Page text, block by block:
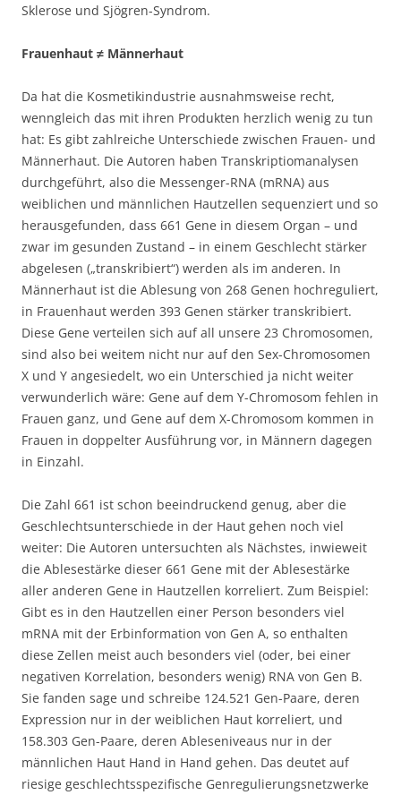
Sklerose und Sjögren-Syndrom.
Frauenhaut ≠ Männerhaut
Da hat die Kosmetikindustrie ausnahmsweise recht,
wenngleich das mit ihren Produkten herzlich wenig zu tun
hat: Es gibt zahlreiche Unterschiede zwischen Frauen- und
Männerhaut. Die Autoren haben Transkriptiomanalysen
durchgeführt, also die Messenger-RNA (mRNA) aus
weiblichen und männlichen Hautzellen sequenziert und so
herausgefunden, dass 661 Gene in diesem Organ – und
zwar im gesunden Zustand – in einem Geschlecht stärker
abgelesen („transkribiert“) werden als im anderen. In
Männerhaut ist die Ablesung von 268 Genen hochreguliert,
in Frauenhaut werden 393 Genen stärker transkribiert.
Diese Gene verteilen sich auf all unsere 23 Chromosomen,
sind also bei weitem nicht nur auf den Sex-Chromosomen
X und Y angesiedelt, wo ein Unterschied ja nicht weiter
verwunderlich wäre: Gene auf dem Y-Chromosom fehlen in
Frauen ganz, und Gene auf dem X-Chromosom kommen in
Frauen in doppelter Ausführung vor, in Männern dagegen
in Einzahl.
Die Zahl 661 ist schon beeindruckend genug, aber die
Geschlechtsunterschiede in der Haut gehen noch viel
weiter: Die Autoren untersuchten als Nächstes, inwieweit
die Ablesestärke dieser 661 Gene mit der Ablesestärke
aller anderen Gene in Hautzellen korreliert. Zum Beispiel:
Gibt es in den Hautzellen einer Person besonders viel
mRNA mit der Erbinformation von Gen A, so enthalten
diese Zellen meist auch besonders viel (oder, bei einer
negativen Korrelation, besonders wenig) RNA von Gen B.
Sie fanden sage und schreibe 124.521 Gen-Paare, deren
Expression nur in der weiblichen Haut korreliert, und
158.303 Gen-Paare, deren Ableseniveaus nur in der
männlichen Haut Hand in Hand gehen. Das deutet auf
riesige geschlechtsspezifische Genregulierungsnetzwerke